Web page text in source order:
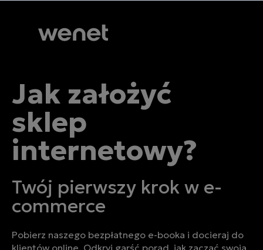
Jak założyć
sklep
internetowy?
Twój pierwszy krok w e-
commerce
Pobierz naszego bezpłatnego e-booka i docieraj do